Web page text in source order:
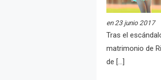
en 23 junio 2017
Tras el
matrimonio de
de […]